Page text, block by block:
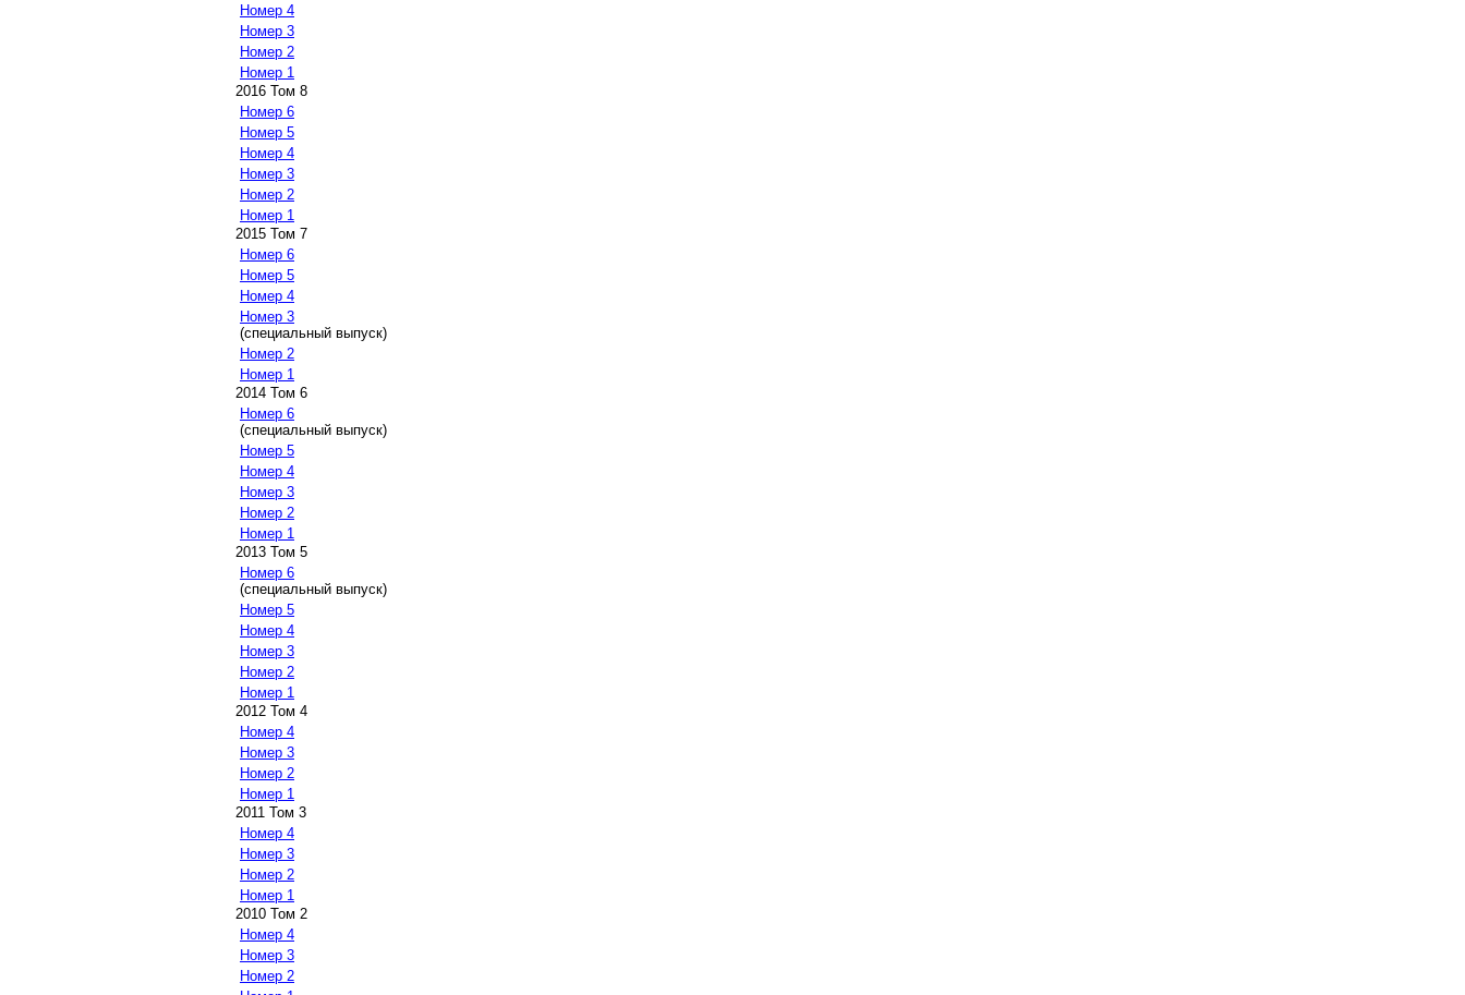
Номер 4
Номер 3
Номер 2
Номер 1
2016 Том 8
Номер 6
Номер 5
Номер 4
Номер 3
Номер 2
Номер 1
2015 Том 7
Номер 6
Номер 5
Номер 4
Номер 3
(специальный выпуск)
Номер 2
Номер 1
2014 Том 6
Номер 6
(специальный выпуск)
Номер 5
Номер 4
Номер 3
Номер 2
Номер 1
2013 Том 5
Номер 6
(специальный выпуск)
Номер 5
Номер 4
Номер 3
Номер 2
Номер 1
2012 Том 4
Номер 4
Номер 3
Номер 2
Номер 1
2011 Том 3
Номер 4
Номер 3
Номер 2
Номер 1
2010 Том 2
Номер 4
Номер 3
Номер 2